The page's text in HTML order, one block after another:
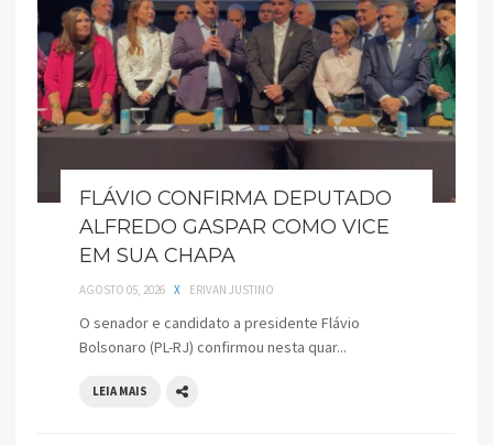
FLÁVIO CONFIRMA DEPUTADO
ALFREDO GASPAR COMO VICE
EM SUA CHAPA
AGOSTO 05, 2026 X ERIVAN JUSTINO
O senador e candidato a presidente Flávio
Bolsonaro (PL-RJ) confirmou nesta quar...
LEIA MAIS